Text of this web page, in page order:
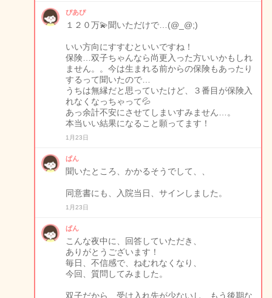
ぴあぴ
１２０万💫聞いただけで…(@_@;)
いい方向にすすむといいですね！
保険…双子ちゃんなら尚更入った方いいかもしれ
ません。。今は生まれる前からの保険もあったり
するって聞いたので…
うちは無縁だと思っていたけど、３番目が保険入
れなくなっちゃって💦
あっ余計不安にさせてしまいすみません…。
本当いい結果になること願ってます！
1月23日
ぱん
聞いたところ、かかるそうでして、、
同意書にも、入院当日、サインしました。
1月23日
ぱん
こんな夜中に、回答していただき、
ありがとうございます！
毎日、不信感で、ねむれなくなり、
今回、質問してみました。
双子だから、受け入れ先が少ないし、もう後期な